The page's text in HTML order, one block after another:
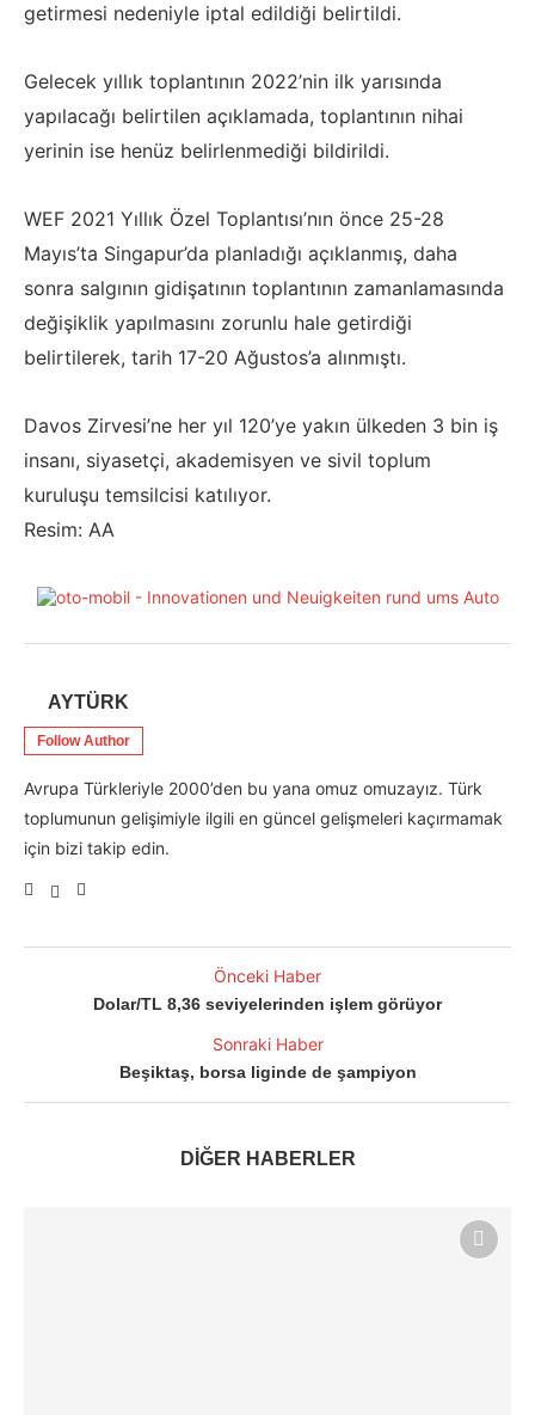
getirmesi nedeniyle iptal edildiği belirtildi.
Gelecek yıllık toplantının 2022’nin ilk yarısında
yapılacağı belirtilen açıklamada, toplantının nihai
yerinin ise henüz belirlenmediği bildirildi.
WEF 2021 Yıllık Özel Toplantısı’nın önce 25-28
Mayıs’ta Singapur’da planladığı açıklanmış, daha
sonra salgının gidişatının toplantının zamanlamasında
değişiklik yapılmasını zorunlu hale getirdiği
belirtilerek, tarih 17-20 Ağustos’a alınmıştı.
Davos Zirvesi’ne her yıl 120’ye yakın ülkeden 3 bin iş
insanı, siyasetçi, akademisyen ve sivil toplum
kuruluşu temsilcisi katılıyor.
Resim: AA
AYTÜRK
Follow Author
Avrupa Türkleriyle 2000’den bu yana omuz omuzayız. Türk
toplumunun gelişimiyle ilgili en güncel gelişmeleri kaçırmamak
için bizi takip edin.
Önceki Haber
Dolar/TL 8,36 seviyelerinden işlem görüyor
Sonraki Haber
Beşiktaş, borsa liginde de şampiyon
DİĞER HABERLER